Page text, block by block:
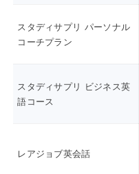
スタディサプリ パーソナル
コーチプラン
スタディサプリ ビジネス英
語コース
レアジョブ英会話